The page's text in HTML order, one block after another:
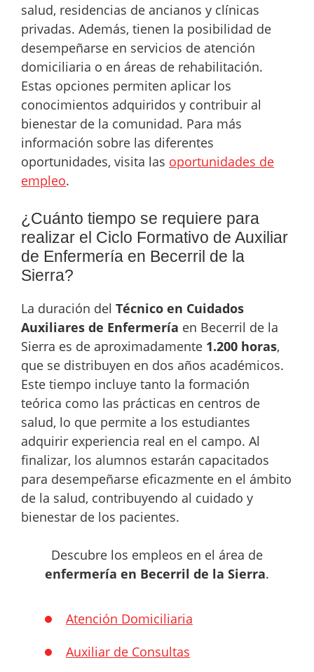
salud, residencias de ancianos y clínicas
privadas. Además, tienen la posibilidad de
desempeñarse en servicios de atención
domiciliaria o en áreas de rehabilitación.
Estas opciones permiten aplicar los
conocimientos adquiridos y contribuir al
bienestar de la comunidad. Para más
información sobre las diferentes
oportunidades, visita las oportunidades de
empleo.
¿Cuánto tiempo se requiere para
realizar el Ciclo Formativo de Auxiliar
de Enfermería en Becerril de la
Sierra?
La duración del Técnico en Cuidados
Auxiliares de Enfermería en Becerril de la
Sierra es de aproximadamente 1.200 horas,
que se distribuyen en dos años académicos.
Este tiempo incluye tanto la formación
teórica como las prácticas en centros de
salud, lo que permite a los estudiantes
adquirir experiencia real en el campo. Al
finalizar, los alumnos estarán capacitados
para desempeñarse eficazmente en el ámbito
de la salud, contribuyendo al cuidado y
bienestar de los pacientes.
Descubre los empleos en el área de
enfermería en Becerril de la Sierra.
Atención Domiciliaria
Auxiliar de Consultas